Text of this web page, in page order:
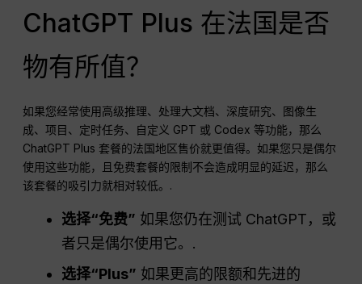
ChatGPT Plus 在法国是否
物有所值？
如果您经常使用高级推理、处理大文档、深度研究、图像生
成、项目、定时任务、自定义 GPT 或 Codex 等功能，那么
ChatGPT Plus 套餐的法国地区售价就更值得。如果您只是偶尔
使用这些功能，且免费套餐的限制不会造成明显的延迟，那么
该套餐的吸引力就相对较低。.
选择“免费” 如果您仍在测试 ChatGPT，或
者只是偶尔使用它。.
选择“Plus” 如果更高的限额和先进的